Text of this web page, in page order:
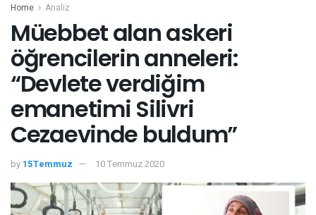
Home Analiz
Müebbet alan askeri
öğrencilerin anneleri:
“Devlete verdiğim
emanetimi Silivri
Cezaevinde buldum”
by 15Temmuz 10 Temmuz 2020